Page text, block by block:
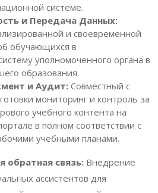
системе.
и Передача Данных:
и своевременной
обучающихся в
уполномоченного органа в
образования.
и Аудит: Совместный с
мониторинг и контроль за
учебного контента на
в полном соответствии с
учебными планами.
обратная связь: Внедрение
ассистентов для